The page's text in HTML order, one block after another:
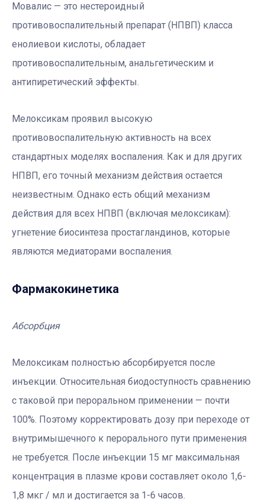
Мовалис — это нестероидный
противовоспалительный препарат (НПВП) класса
енолиевои кислоты, обладает
противовоспалительным, анальгетическим и
антипиретический эффекты.
Мелоксикам проявил высокую
противовоспалительную активность на всех
стандартных моделях воспаления. Как и для других
НПВП, его точный механизм действия остается
неизвестным. Однако есть общий механизм
действия для всех НПВП (включая мелоксикам):
угнетение биосинтеза простагландинов, которые
являются медиаторами воспаления.
Фармакокинетика
Абсорбция
Мелоксикам полностью абсорбируется после
инъекции. Относительная биодоступность сравнению
с таковой при пероральном применении — почти
100%. Поэтому корректировать дозу при переходе от
внутримышечного к перорального пути применения
не требуется. После инъекции 15 мг максимальная
концентрация в плазме крови составляет около 1,6-
1,8 мкг / мл и достигается за 1-6 часов.